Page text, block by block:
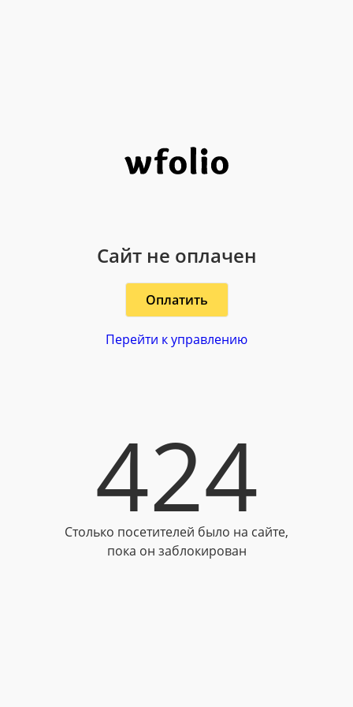
Сайт не оплачен
Оплатить
Перейти к управлению
424
Столько посетителей было на сайте,
пока он заблокирован